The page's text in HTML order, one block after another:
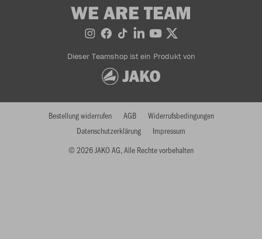
WE ARE TEAM
Dieser Teamshop ist ein Produkt von
© 2026 JAKO AG, Alle Rechte vorbehalten
Bestellung widerrufen AGB
Widerrufsbedingungen
Datenschutzerklärung
Impressum